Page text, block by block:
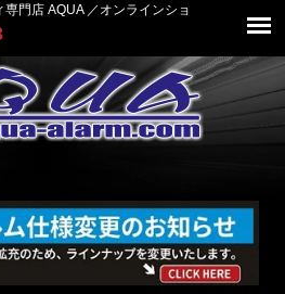
門店 AQUA ／オンラインショ